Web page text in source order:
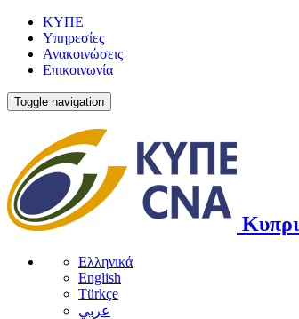
ΚΥΠΕ
Υπηρεσίες
Ανακοινώσεις
Επικοινωνία
Toggle navigation
Ελληνικά
English
Türkçe
عربي